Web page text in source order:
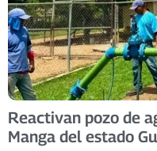
Reactivan pozo de
Manga del estado